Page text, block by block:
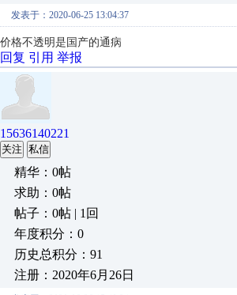
发表于：2020-06-25 13:04:37
价格不透明是国产的通病
回复 引用 举报
15636140221
关注 私信
精华：0帖
求助：0帖
帖子：0帖 | 1回
年度积分：0
历史总积分：91
注册：2020年6月26日